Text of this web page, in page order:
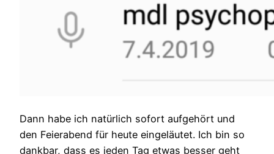
Dann habe ich natürlich sofort aufgehört und
den Feierabend für heute eingeläutet. Ich bin so
dankbar, dass es jeden Tag etwas besser geht